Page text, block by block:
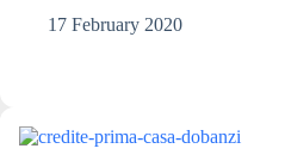
banci,
credit
17 February 2020